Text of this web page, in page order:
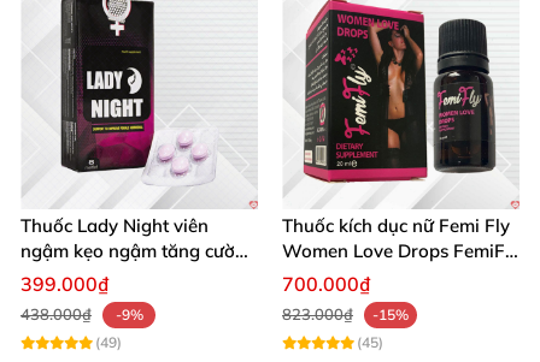
Thuốc Lady Night viên
ngậm kẹo ngậm tăng cường
giúp tăng ham muốn ở nữ
399.000₫
438.000₫
-9%
(49)
Thuốc kích dục nữ Femi Fly
Women Love Drops FemiFly
chính hãng cực mạnh
700.000₫
823.000₫
-15%
(45)